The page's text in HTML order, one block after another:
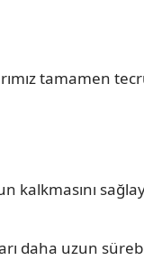
tamamen
daha uzun